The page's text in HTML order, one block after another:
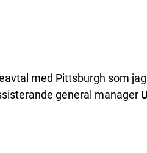
med Pittsburgh som
general manager